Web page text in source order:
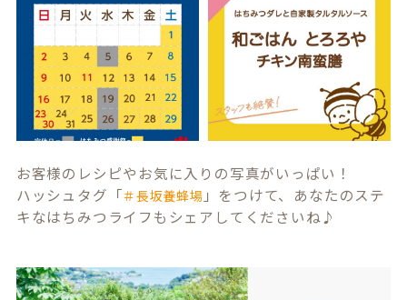
お客様のレシピやお気に入りの写真がいっぱい！
ハッシュタグ「＃長坂養蜂場 」をつけて、あなたのステ
キなはちみつライフもシェアしてくださいね♪